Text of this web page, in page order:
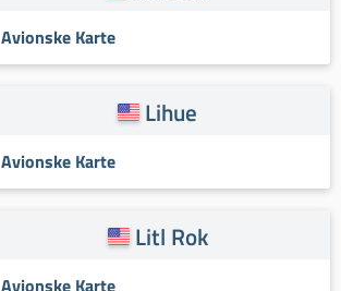
Avionske Karte
Lihue
Avionske Karte
Litl Rok
Avionske Karte